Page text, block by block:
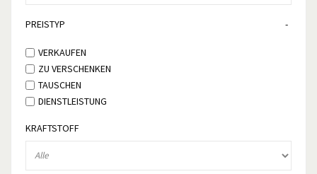
PREISTYP
VERKAUFEN
ZU VERSCHENKEN
TAUSCHEN
DIENSTLEISTUNG
KRAFTSTOFF